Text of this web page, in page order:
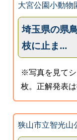
大宮公園小動物
埼玉県の県
枝に止ま...
※写真を見て
枚。正解発表は
狭山市立智光山